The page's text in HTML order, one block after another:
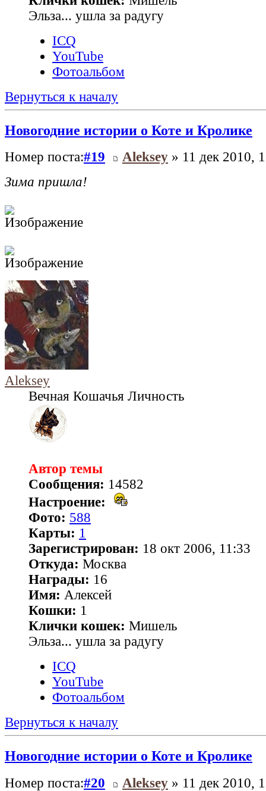
Эльза... ушла за радугу
ICQ
YouTube
Фотоальбом
Вернуться к началу
Новогодние истории о Коте и Кролике
Номер поста:#19 Aleksey » 11 дек 2010,
Зима пришла!
Aleksey
Вечная Кошачья Личность
Автор темы
Сообщения: 14582
Настроение:
Фото: 588
Карты: 1
Зарегистрирован: 18 окт 2006, 11:33
Откуда: Москва
Награды: 16
Имя: Алексей
Кошки: 1
Клички кошек: Мишель
Эльза... ушла за радугу
ICQ
YouTube
Фотоальбом
Вернуться к началу
Новогодние истории о Коте и Кролике
Номер поста:#20 Aleksey » 11 дек 2010,